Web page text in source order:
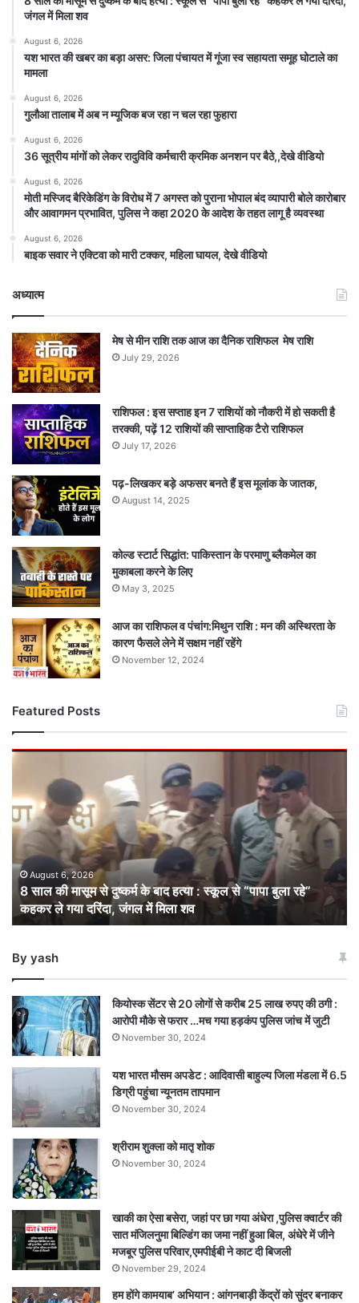
जंगल में मिला शव
August 6, 2026
यश भारत की खबर का बड़ा असर: जिला पंचायत में गूंजा स्व सहायता समूह घोटाले का
मामला
August 6, 2026
गुलौआ तालाब में अब न म्यूजिक बज रहा न चल रहा फुहारा
August 6, 2026
36 सूत्रीय मांगों को लेकर रादुविवि कर्मचारी क्रमिक अनशन पर बैठे,,देखे वीडियो
August 6, 2026
मोती मस्जिद बैरिकेडिंग के विरोध में 7 अगस्त को पुराना भोपाल बंद व्यापारी बोले कारोबार
और आवागमन प्रभावित, पुलिस ने कहा 2020 के आदेश के तहत लागू है व्यवस्था
August 6, 2026
बाइक सवार ने एक्टिवा को मारी टक्कर, महिला घायल, देखे वीडियो
अध्यात्म
मेष से मीन राशि तक आज का दैनिक राशिफल मेष राशि
July 29, 2026
राशिफल : इस सप्ताह इन 7 राशियों को नौकरी में हो सकती है
तरक्की, पढ़ें 12 राशियों की साप्ताहिक टैरो राशिफल
July 17, 2026
पढ़-लिखकर बड़े अफसर बनते हैं इस मूलांक के जातक,
August 14, 2025
कोल्ड स्टार्ट सिद्धांत: पाकिस्तान के परमाणु ब्लैकमेल का
मुकाबला करने के लिए
May 3, 2025
आज का राशिफल व पंचांग:मिथुन राशि : मन की अस्थिरता के
कारण फैसले लेने में सक्षम नहीं रहेंगे
November 12, 2024
Featured Posts
8
की
मासूम
से
दुष्कर्म
बाद
हत्या
स्कूल
“पापा
कहकर
ले
गया
दरिंदा,
जंगल
मिला
शव
August 6, 2026
8 साल की मासूम से दुष्कर्म के बाद हत्या : स्कूल से “पापा बुला रहे”
कहकर ले गया दरिंदा, जंगल में मिला शव
By yash
कियोस्क सेंटर से 20 लोगों से करीब 25 लाख रुपए की ठगी :
आरोपी मौके से फरार …मच गया हड़कंप पुलिस जांच में जुटी
November 30, 2024
यश भारत मौसम अपडेट : आदिवासी बाहुल्य जिला मंडला में 6.5
डिग्री पहुंचा न्यूनतम तापमान
November 30, 2024
श्रीराम शुक्ला को मातृ शोक
November 30, 2024
खाकी का ऐसा बसेरा, जहां पर छा गया अंधेरा ,पुलिस क्वार्टर की
सात मंजिलनुमा बिल्डिंग का जमा नहीं हुआ बिल, अंधेरे में जीने
मजबूर पुलिस परिवार,एमपीईबी ने काट दी बिजली
November 29, 2024
हम होंगे कामयाब’ अभियान : आंगनबाड़ी केंद्रों को सुंदर बनाकर